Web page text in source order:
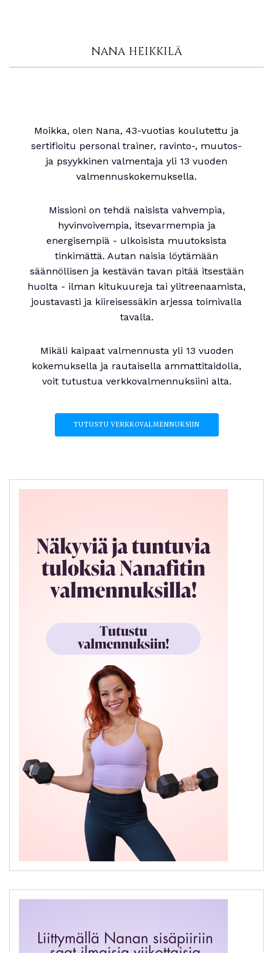
NANA HEIKKILÄ
Moikka, olen Nana, 43-vuotias koulutettu ja
sertifioitu personal trainer, ravinto-, muutos-
ja psyykkinen valmentaja yli 13 vuoden
valmennuskokemuksella.
Missioni on tehdä naisista vahvempia,
hyvinvoivempia, itsevarmempia ja
energisempiä - ulkoisista muutoksista
tinkimättä. Autan naisia löytämään
säännöllisen ja kestävän tavan pitää itsestään
huolta - ilman kitukuureja tai ylitreenaamista,
joustavasti ja kiireisessäkin arjessa toimivalla
tavalla.
Mikäli kaipaat valmennusta yli 13 vuoden
kokemuksella ja rautaisella ammattitaidolla,
voit tutustua verkkovalmennuksiini alta.
TUTUSTU VERKKOVALMENNUKSIIN